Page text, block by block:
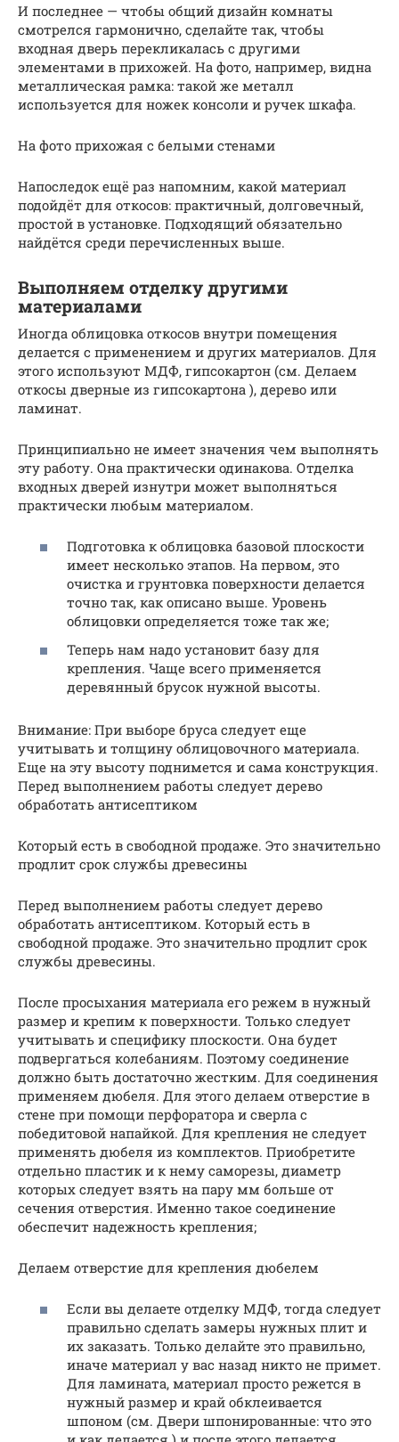
И последнее — чтобы общий дизайн комнаты
смотрелся гармонично, сделайте так, чтобы
входная дверь перекликалась с другими
элементами в прихожей. На фото, например, видна
металлическая рамка: такой же металл
используется для ножек консоли и ручек шкафа.
На фото прихожая с белыми стенами
Напоследок ещё раз напомним, какой материал
подойдёт для откосов: практичный, долговечный,
простой в установке. Подходящий обязательно
найдётся среди перечисленных выше.
Выполняем отделку другими
материалами
Иногда облицовка откосов внутри помещения
делается с применением и других материалов. Для
этого используют МДФ, гипсокартон (см. Делаем
откосы дверные из гипсокартона ), дерево или
ламинат.
Принципиально не имеет значения чем выполнять
эту работу. Она практически одинакова. Отделка
входных дверей изнутри может выполняться
практически любым материалом.
Подготовка к облицовка базовой плоскости
имеет несколько этапов. На первом, это
очистка и грунтовка поверхности делается
точно так, как описано выше. Уровень
облицовки определяется тоже так же;
Теперь нам надо установит базу для
крепления. Чаще всего применяется
деревянный брусок нужной высоты.
Внимание: При выборе бруса следует еще
учитывать и толщину облицовочного материала.
Еще на эту высоту поднимется и сама конструкция.
Перед выполнением работы следует дерево
обработать антисептиком
Который есть в свободной продаже. Это значительно
продлит срок службы древесины
Перед выполнением работы следует дерево
обработать антисептиком. Который есть в
свободной продаже. Это значительно продлит срок
службы древесины.
После просыхания материала его режем в нужный
размер и крепим к поверхности. Только следует
учитывать и специфику плоскости. Она будет
подвергаться колебаниям. Поэтому соединение
должно быть достаточно жестким. Для соединения
применяем дюбеля. Для этого делаем отверстие в
стене при помощи перфоратора и сверла с
победитовой напайкой. Для крепления не следует
применять дюбеля из комплектов. Приобретите
отдельно пластик и к нему саморезы, диаметр
которых следует взять на пару мм больше от
сечения отверстия. Именно такое соединение
обеспечит надежность крепления;
Делаем отверстие для крепления дюбелем
Если вы делаете отделку МДФ, тогда следует
правильно сделать замеры нужных плит и
их заказать. Только делайте это правильно,
иначе материал у вас назад никто не примет.
Для ламината, материал просто режется в
нужный размер и край обклеивается
шпоном (см. Двери шпонированные: что это